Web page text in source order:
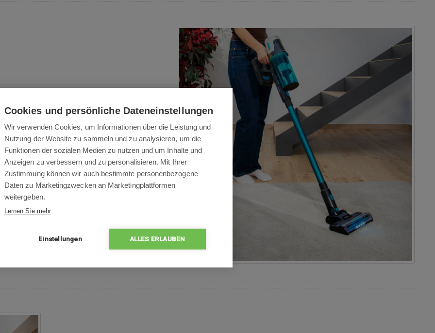
Auslauf
Pro repräsentiert den neuesten Stand der
Arten von Borsten und eine Silikonlamelle und
von Schmutz. Ob Krümel, Haare oder
mit jeder Oberfläche um. Das spezielle
des Bodens.
Cookies und persönliche Dateneinstellungen
Wir verwenden Cookies, um Informationen über die Leistung und
Nutzung der Website zu sammeln und zu analysieren, um die
Funktionen der sozialen Medien zu nutzen und um Inhalte und
Anzeigen zu verbessern und zu personalisieren. Mit Ihrer
Zustimmung können wir auch bestimmte personenbezogene
Daten zu Marketingzwecken an Marketingplattformen
weitergeben.
Lernen Sie mehr
Einstellungen ALLES ERLAUBEN